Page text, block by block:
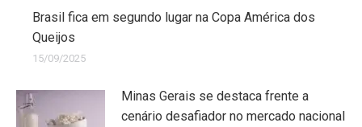
Brasil fica em segundo lugar na Copa América dos
Queijos
15/09/2025
Minas Gerais se destaca frente a
cenário desafiador no mercado nacional